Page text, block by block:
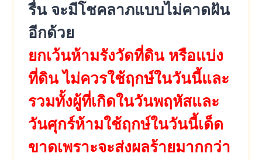
รื่น จะมีโชคลาภแบบไม่คาดฝัน
อีกด้วย
ยกเว้นห้ามรังวัดที่ดิน หรือแบ่ง
ที่ดิน ไม่ควรใช้ฤกษ์ในวันนี้และ
รวมทั้งผู้ที่เกิดในวันพฤหัสและ
วันศุกร์ห้ามใช้ฤกษ์ในวันนี้เด็ด
ขาดเพราะจะส่งผลร้ายมากกว่า